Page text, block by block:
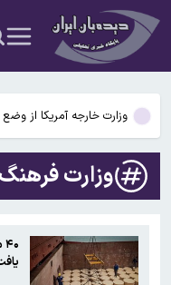
جزئیات جدید از انتقال
پاسخ منفی پورعلی‌گنجی
می‌شود
وزارت خارجه آمریکا از
محدودیت تردد در آزادراه تهران کرج
تکثیر کننده غیرمجاز
جزئیات جدید از انتقال
پاسخ منفی پورعلی‌گنجی به
وزارت فرهنگ